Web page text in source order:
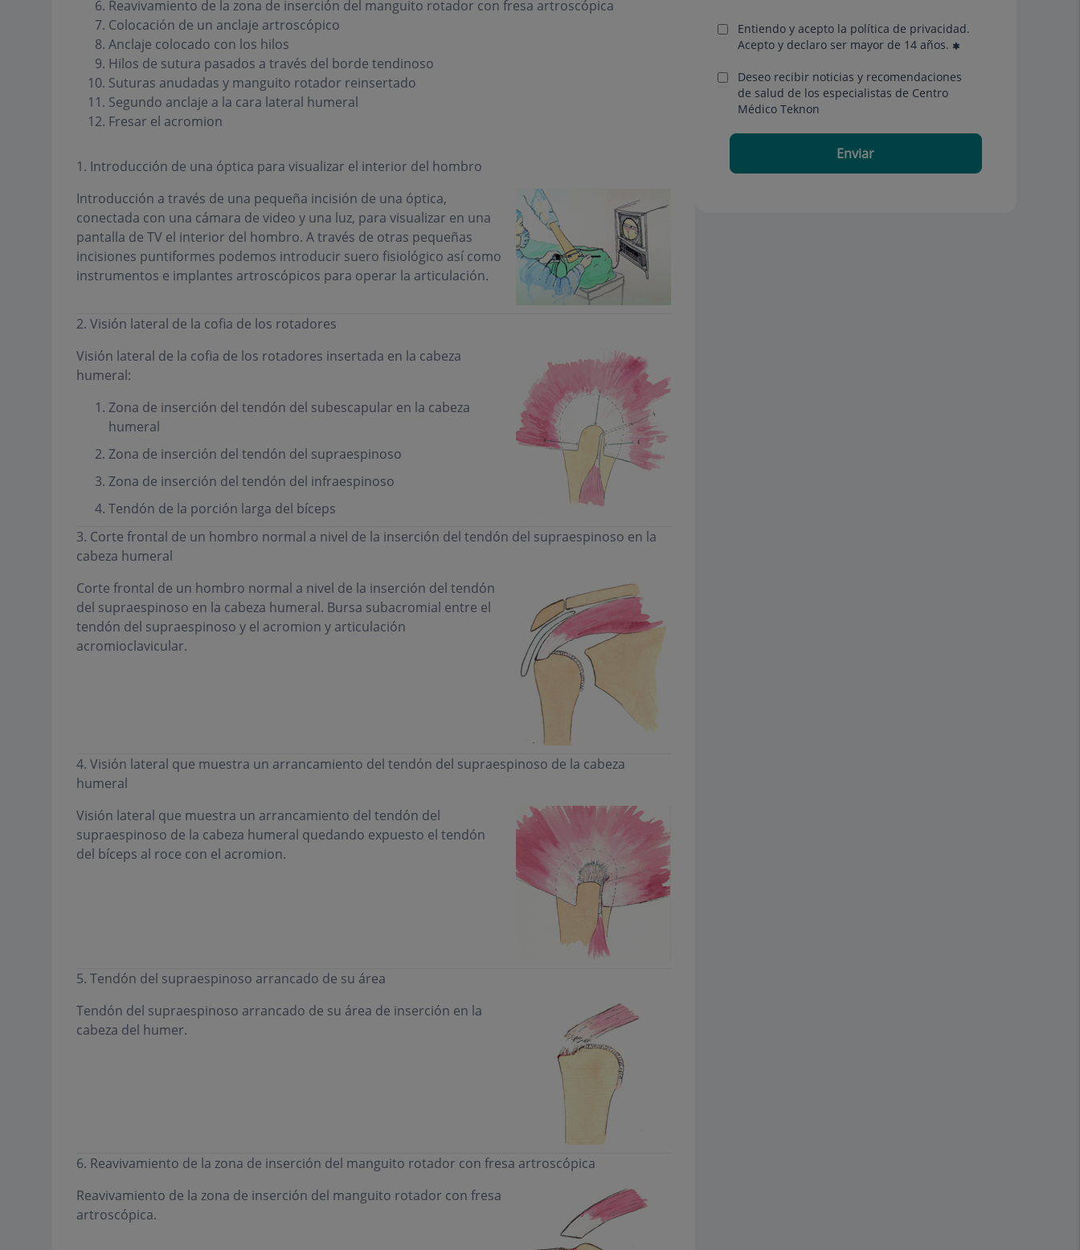
Reavivamiento de la zona de inserción del manguito rotador con fresa artroscópica
Colocación de un anclaje artroscópico
Anclaje colocado con los hilos
Hilos de sutura pasados a través del borde tendinoso
Suturas anudadas y manguito rotador reinsertado
Segundo anclaje a la cara lateral humeral
Fresar el acromion
1. Introducción de una óptica para visualizar el interior del hombro
Introducción a través de una pequeña incisión de una óptica,
conectada con una cámara de video y una luz, para visualizar en una
pantalla de TV el interior del hombro. A través de otras pequeñas
incisiones puntiformes podemos introducir suero fisiológico así como
instrumentos e implantes artroscópicos para operar la articulación.
2. Visión lateral de la cofia de los rotadores
Visión lateral de la cofia de los rotadores insertada en la cabeza
humeral:
Zona de inserción del tendón del subescapular en la cabeza
humeral
Zona de inserción del tendón del supraespinoso
Zona de inserción del tendón del infraespinoso
Tendón de la porción larga del bíceps
3. Corte frontal de un hombro normal a nivel de la inserción del tendón del supraespinoso en la
cabeza humeral
Corte frontal de un hombro normal a nivel de la inserción del tendón
del supraespinoso en la cabeza humeral. Bursa subacromial entre el
tendón del supraespinoso y el acromion y articulación
acromioclavicular.
4. Visión lateral que muestra un arrancamiento del tendón del supraespinoso de la cabeza
humeral
Visión lateral que muestra un arrancamiento del tendón del
supraespinoso de la cabeza humeral quedando expuesto el tendón
del bíceps al roce con el acromion.
5. Tendón del supraespinoso arrancado de su área
Tendón del supraespinoso arrancado de su área de inserción en la
cabeza del humer.
6. Reavivamiento de la zona de inserción del manguito rotador con fresa artroscópica
Reavivamiento de la zona de inserción del manguito rotador con fresa
artroscópica.
Entiendo y acepto la política de privacidad.
Acepto y declaro ser mayor de 14 años.
Deseo recibir noticias y recomendaciones
de salud de los especialistas de Centro
Médico Teknon
Enviar